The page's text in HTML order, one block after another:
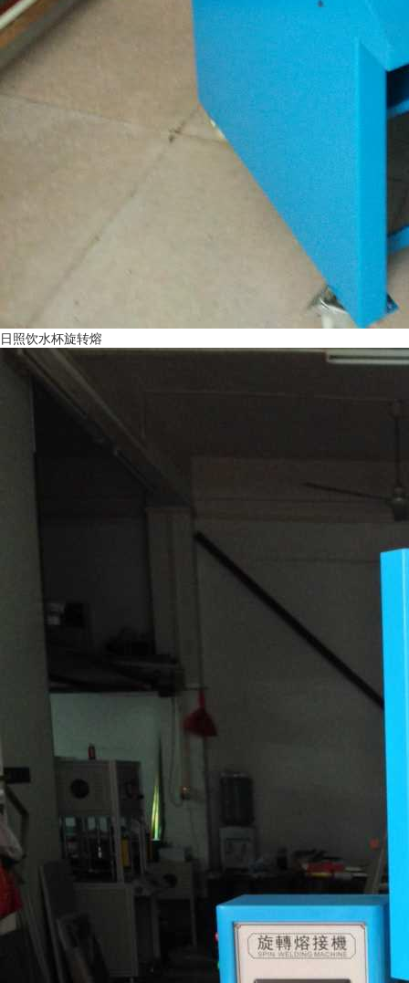
日照饮水杯旋转熔